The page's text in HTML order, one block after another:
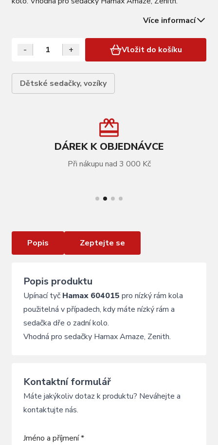
Více informací
- + Vložit do košíku
Dětské sedačky, vozíky
DÁREK K OBJEDNÁVCE
Při nákupu nad 3 000 Kč
Upínací tyč HAMAX pro nízký rám kola (Amaze,
Popis Zeptejte se
Popis produktu
Upínací tyč Hamax 604015 pro nízký rám kola
použitelná v případech, kdy máte nízký rám a
sedačka dře o zadní kolo.
Vhodná pro sedačky Hamax Amaze, Zenith.
Kontaktní formulář
Máte jakýkoliv dotaz k produktu? Neváhejte a
kontaktujte nás.
Jméno a příjmení *